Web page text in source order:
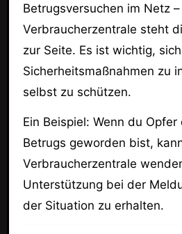
Betrugsversuchen im Netz
Verbraucherzentrale steht
zur Seite. Es ist wichtig,
Sicherheitsmaßnahmen zu
selbst zu schützen.
Ein Beispiel: Wenn du
Betrugs geworden bist,
Verbraucherzentrale
Unterstützung bei der
der Situation zu erhalten.